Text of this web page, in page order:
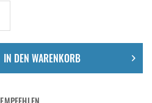
IN DEN WARENKORB